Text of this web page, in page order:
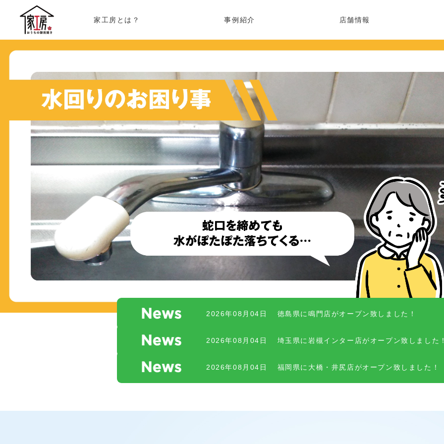
家工房とは？ 事例紹介 店舗情報
2026年08月04日 徳島県に鳴門店がオープン致しました！
2026年08月04日 埼玉県に岩槻インター店がオープン致しました
2026年08月04日 福岡県に大橋・井尻店がオープン致しました！